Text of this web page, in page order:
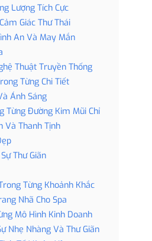
Lượng Tích Cực
Giác Thư Thái
An Và May Mắn
Thuật Truyền Thống
Từng Chi Tiết
Ánh Sáng
Từng Đường Kim Mũi Chỉ
Và Thanh Tịnh
Thư Giãn
Từng Khoảnh Khắc
Nhã Cho Spa
Mô Hình Kinh Doanh
Nhẹ Nhàng Và Thư Giãn